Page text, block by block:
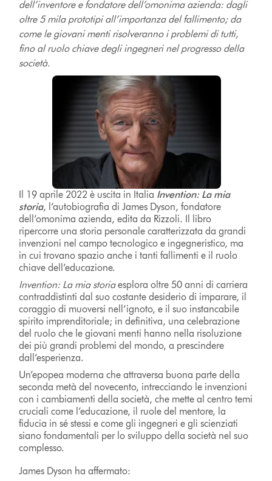
dell’inventore e fondatore dell’omonima azienda: dagli
oltre 5 mila prototipi all’importanza del fallimento; da
come le giovani menti risolveranno i problemi di tutti,
fino al ruolo chiave degli ingegneri nel progresso della
società.
Il 19 aprile 2022 è uscita in Italia Invention: La mia
storia, l’autobiografia di James Dyson, fondatore
dell’omonima azienda, edita da Rizzoli. Il libro
ripercorre una storia personale caratterizzata da grandi
invenzioni nel campo tecnologico e ingegneristico, ma
in cui trovano spazio anche i tanti fallimenti e il ruolo
chiave dell’educazione.
Invention: La mia storiaesplora oltre 50 anni di carriera
contraddistinti dal suo costante desiderio di imparare, il
coraggio di muoversi nell’ignoto, e il suo instancabile
spirito imprenditoriale; in definitiva, una celebrazione
del ruolo che le giovani menti hanno nella risoluzione
dei più grandi problemi del mondo, a prescindere
dall’esperienza.
Un’epopea moderna che attraversa buona parte della
seconda metà del novecento, intrecciando le invenzioni
con i cambiamenti della società, che mette al centro temi
cruciali come l’educazione, il ruole del mentore, la
fiducia in sé stessi e come gli ingegneri e gli scienziati
siano fondamentali per lo sviluppo della società nel suo
complesso.
James Dyson ha affermato: